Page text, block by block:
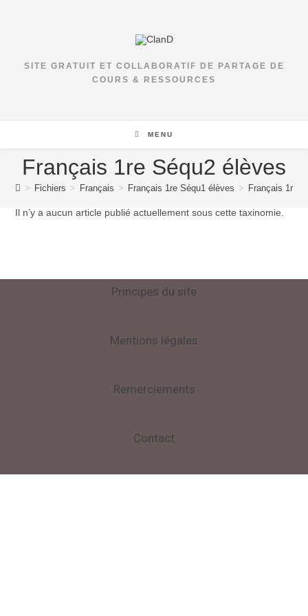
SITE GRATUIT ET COLLABORATIF DE PARTAGE DE
COURS & RESSOURCES
MENU
Français 1re Séqu2 élèves
> Fichiers > Français > Français 1re Séqu1 élèves > Français 1re
Il n’y a aucun article publié actuellement sous cette taxinomie.
Principes du site
Mentions légales
Remerciements
Contact